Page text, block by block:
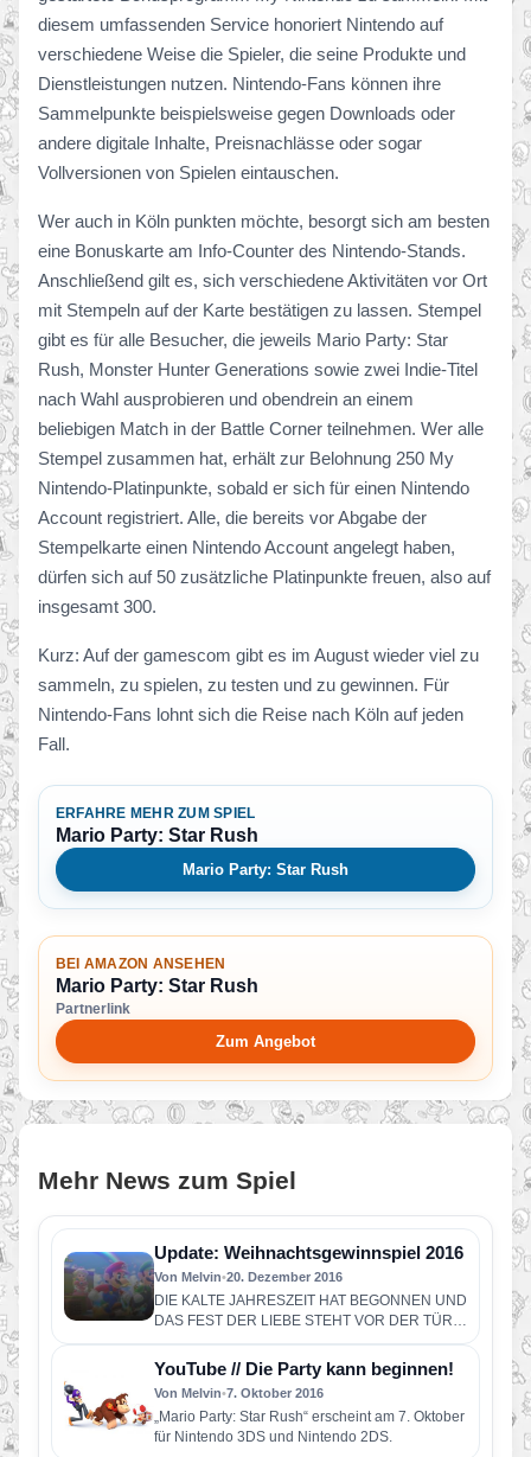
diesem umfassenden Service honoriert Nintendo auf
verschiedene Weise die Spieler, die seine Produkte und
Dienstleistungen nutzen. Nintendo-Fans können ihre
Sammelpunkte beispielsweise gegen Downloads oder
andere digitale Inhalte, Preisnachlässe oder sogar
Vollversionen von Spielen eintauschen.
Wer auch in Köln punkten möchte, besorgt sich am besten
eine Bonuskarte am Info-Counter des Nintendo-Stands.
Anschließend gilt es, sich verschiedene Aktivitäten vor Ort
mit Stempeln auf der Karte bestätigen zu lassen. Stempel
gibt es für alle Besucher, die jeweils Mario Party: Star
Rush, Monster Hunter Generations sowie zwei Indie-Titel
nach Wahl ausprobieren und obendrein an einem
beliebigen Match in der Battle Corner teilnehmen. Wer alle
Stempel zusammen hat, erhält zur Belohnung 250 My
Nintendo-Platinpunkte, sobald er sich für einen Nintendo
Account registriert. Alle, die bereits vor Abgabe der
Stempelkarte einen Nintendo Account angelegt haben,
dürfen sich auf 50 zusätzliche Platinpunkte freuen, also auf
insgesamt 300.
Kurz: Auf der gamescom gibt es im August wieder viel zu
sammeln, zu spielen, zu testen und zu gewinnen. Für
Nintendo-Fans lohnt sich die Reise nach Köln auf jeden
Fall.
ERFAHRE MEHR ZUM SPIEL
Mario Party: Star Rush
Mario Party: Star Rush
BEI AMAZON ANSEHEN
Mario Party: Star Rush
Partnerlink
Zum Angebot
Mehr News zum Spiel
Update: Weihnachtsgewinnspiel 2016
Von Melvin•20. Dezember 2016
DIE KALTE JAHRESZEIT HAT BEGONNEN UND
DAS FEST DER LIEBE STEHT VOR DER TÜR.
IN ZUSAMMENARBEIT MIT NINTENDO…
YouTube // Die Party kann beginnen!
Von Melvin•7. Oktober 2016
„Mario Party: Star Rush“ erscheint am 7. Oktober
für Nintendo 3DS und Nintendo 2DS.